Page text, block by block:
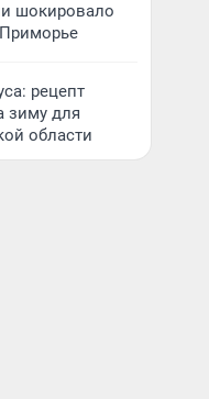
шокировало
рецепт
зиму для
области